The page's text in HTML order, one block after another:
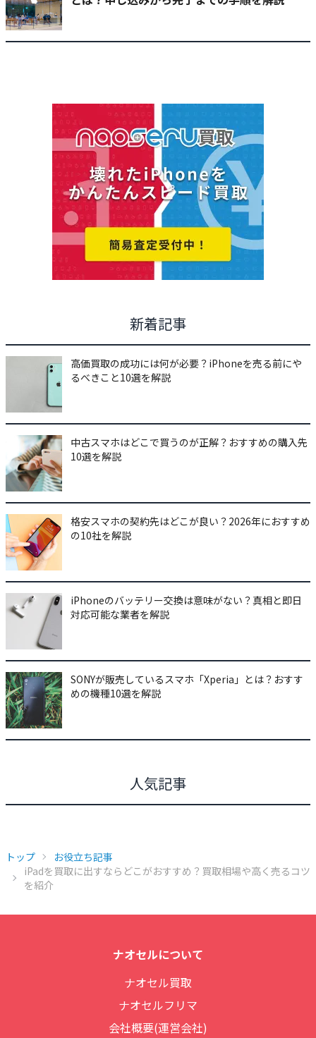
新着記事
高価買取の成功には何が必要？iPhoneを売る前にや
るべきこと10選を解説
中古スマホはどこで買うのが正解？おすすめの購入先
10選を解説
格安スマホの契約先はどこが良い？2026年におすすめ
の10社を解説
iPhoneのバッテリー交換は意味がない？真相と即日
対応可能な業者を解説
SONYが販売しているスマホ「Xperia」とは？おすす
めの機種10選を解説
人気記事
トップ
お役立ち記事
iPadを買取に出すならどこがおすすめ？買取相場や高く売るコツ
を紹介
ナオセルについて
ナオセル買取
ナオセルフリマ
会社概要(運営会社)